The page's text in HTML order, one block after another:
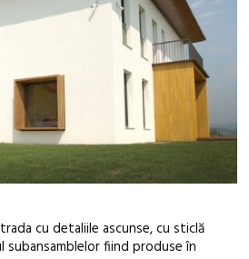
cu detaliile ascunse, cu sticlă
subansamblelor fiind produse în